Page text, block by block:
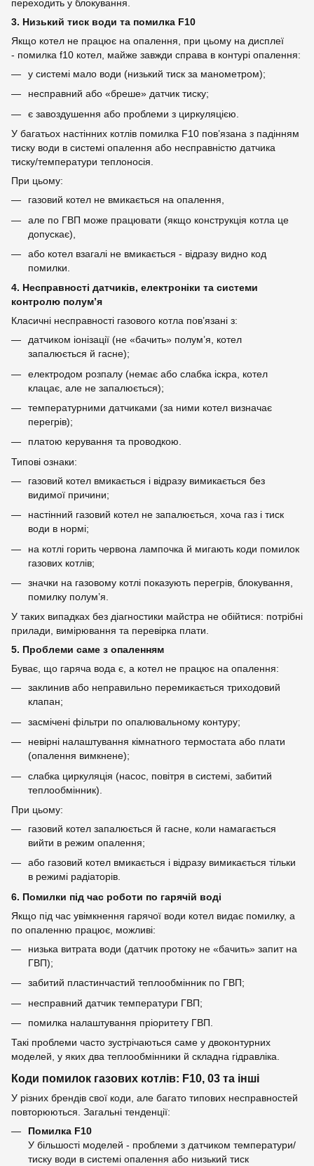
переходить у блокування.
3. Низький тиск води та помилка F10
Якщо котел не працює на опалення, при цьому на дисплеї
- помилка f10 котел, майже завжди справа в контурі опалення:
у системі мало води (низький тиск за манометром);
несправний або «бреше» датчик тиску;
є завоздушення або проблеми з циркуляцією.
У багатьох настінних котлів помилка F10 пов’язана з падінням
тиску води в системі опалення або несправністю датчика
тиску/температури теплоносія.
При цьому:
газовий котел не вмикається на опалення,
але по ГВП може працювати (якщо конструкція котла це
допускає),
або котел взагалі не вмикається - відразу видно код
помилки.
4. Несправності датчиків, електроніки та системи
контролю полум’я
Класичні несправності газового котла пов’язані з:
датчиком іонізації (не «бачить» полум’я, котел
запалюється й гасне);
електродом розпалу (немає або слабка іскра, котел
клацає, але не запалюється);
температурними датчиками (за ними котел визначає
перегрів);
платою керування та проводкою.
Типові ознаки:
газовий котел вмикається і відразу вимикається без
видимої причини;
настінний газовий котел не запалюється, хоча газ і тиск
води в нормі;
на котлі горить червона лампочка й мигають коди помилок
газових котлів;
значки на газовому котлі показують перегрів, блокування,
помилку полум’я.
У таких випадках без діагностики майстра не обійтися: потрібні
прилади, вимірювання та перевірка плати.
5. Проблеми саме з опаленням
Буває, що гаряча вода є, а котел не працює на опалення:
заклинив або неправильно перемикається триходовий
клапан;
засмічені фільтри по опалювальному контуру;
невірні налаштування кімнатного термостата або плати
(опалення вимкнене);
слабка циркуляція (насос, повітря в системі, забитий
теплообмінник).
При цьому:
газовий котел запалюється й гасне, коли намагається
вийти в режим опалення;
або газовий котел вмикається і відразу вимикається тільки
в режимі радіаторів.
6. Помилки під час роботи по гарячій воді
Якщо під час увімкнення гарячої води котел видає помилку, а
по опаленню працює, можливі:
низька витрата води (датчик протоку не «бачить» запит на
ГВП);
забитий пластинчастий теплообмінник по ГВП;
несправний датчик температури ГВП;
помилка налаштування пріоритету ГВП.
Такі проблеми часто зустрічаються саме у двоконтурних
моделей, у яких два теплообмінники й складна гідравліка.
Коди помилок газових котлів: F10, 03 та інші
У різних брендів свої коди, але багато типових несправностей
повторюються. Загальні тенденції:
Помилка F10
У більшості моделей - проблеми з датчиком температури/
тиску води в системі опалення або низький тиск